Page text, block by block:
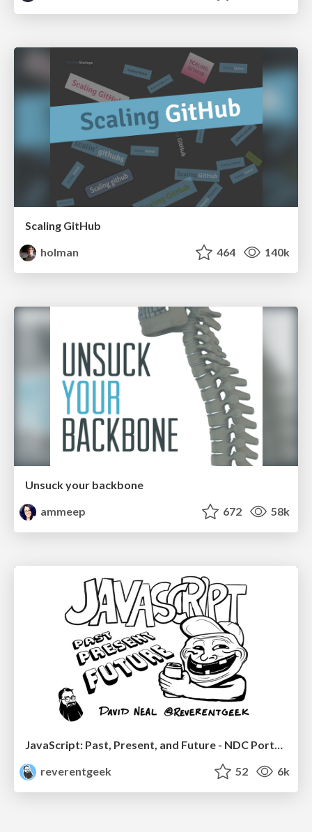
Scaling GitHub
holman
464 140k
Unsuck your backbone
ammeep
672 58k
reverentgeek
52 6k